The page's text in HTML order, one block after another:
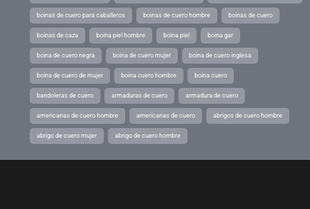
boinas de cuero para caballeros boinas de cuero hombre boinas de cuero
boinas de caza boina piel hombre boina piel boina gar
boina de cuero negra boina de cuero mujer boina de cuero inglesa
boina de cuero de mujer boina cuero hombre boina cuero
bandoleras de cuero armaduras de cuero armadura de cuero
americanas de cuero hombre americanas de cuero abrigos de cuero hombre
abrigo de cuero mujer abrigo de cuero hombre